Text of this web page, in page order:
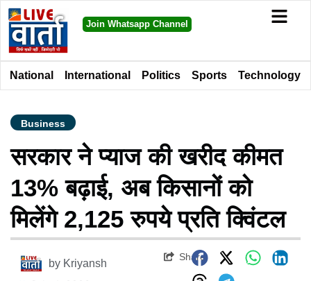
Join Whatsapp Channel
National International Politics Sports Technology
Business
सरकार ने प्याज की खरीद कीमत
13% बढ़ाई, अब किसानों को
मिलेंगे 2,125 रुपये प्रति क्विंटल
by Kriyansh
Share